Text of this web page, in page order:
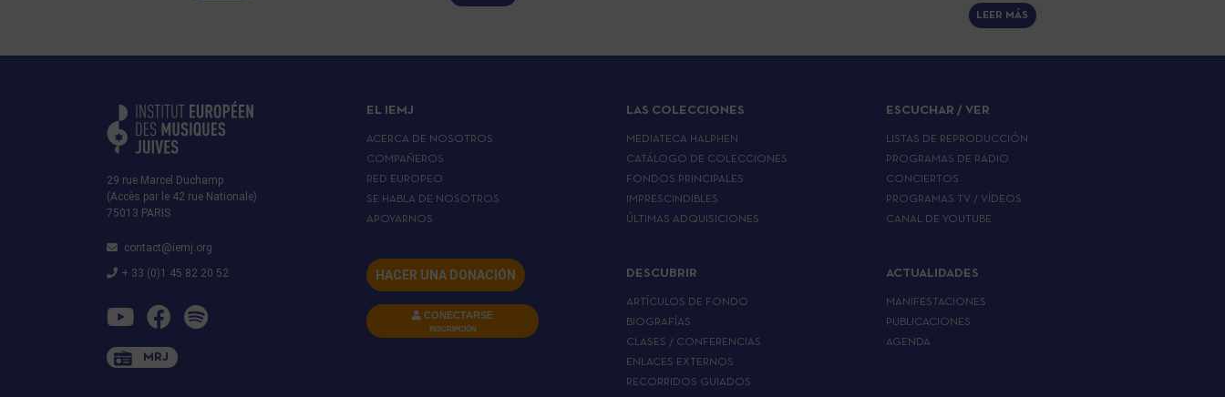
LEER MÁS
29 rue Marcel Duchamp
(Accès par le 42 rue Nationale)
75013 PARIS
contact@iemj.org
+ 33 (0)1 45 82 20 52
MRJ
EL IEMJ
ACERCA DE NOSOTROS
COMPAÑEROS
RED EUROPEO
SE HABLA DE NOSOTROS
APOYARNOS
HACER UNA DONACIÓN
CONECTARSE
INSCRIPCIÓN
LAS COLECCIONES
MEDIATECA HALPHEN
CATÁLOGO DE COLECCIONES
FONDOS PRINCIPALES
IMPRESCINDIBLES
ÚLTIMAS ADQUISICIONES
DESCUBRIR
ARTÍCULOS DE FONDO
BIOGRAFÍAS
CLASES / CONFERENCIAS
ENLACES EXTERNOS
RECORRIDOS GUIADOS
ESCUCHAR / VER
LISTAS DE REPRODUCCIÓN
PROGRAMAS DE RADIO
CONCIERTOS
PROGRAMAS TV / VÍDEOS
CANAL DE YOUTUBE
ACTUALIDADES
MANIFESTACIONES
PUBLICACIONES
AGENDA